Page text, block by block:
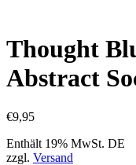
Thought
Abstract
€9,95
Enthält 19% MwSt. DE
zzgl. Versand